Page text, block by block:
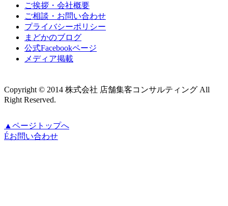
ご挨拶・会社概要
ご相談・お問い合わせ
プライバシーポリシー
まどかのブログ
公式Facebookページ
メディア掲載
Copyright © 2014 株式会社 店舗集客コンサルティング All
Right Reserved.
▲ページトップへ
Éお問い合わせ